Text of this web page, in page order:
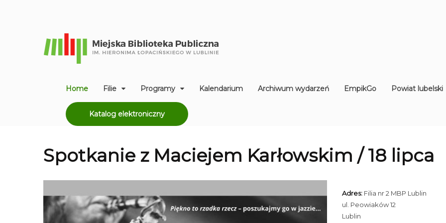
Home Filie Programy Kalendarium Archiwum wydarzeń EmpikGo Powiat lubelski
Katalog elektroniczny
Spotkanie z Maciejem Karłowskim / 18 lipca
Adres: Filia nr 2 MBP Lublin
ul. Peowiaków 12
Lublin